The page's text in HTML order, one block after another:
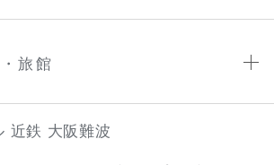
旅館
近鉄 大阪難波